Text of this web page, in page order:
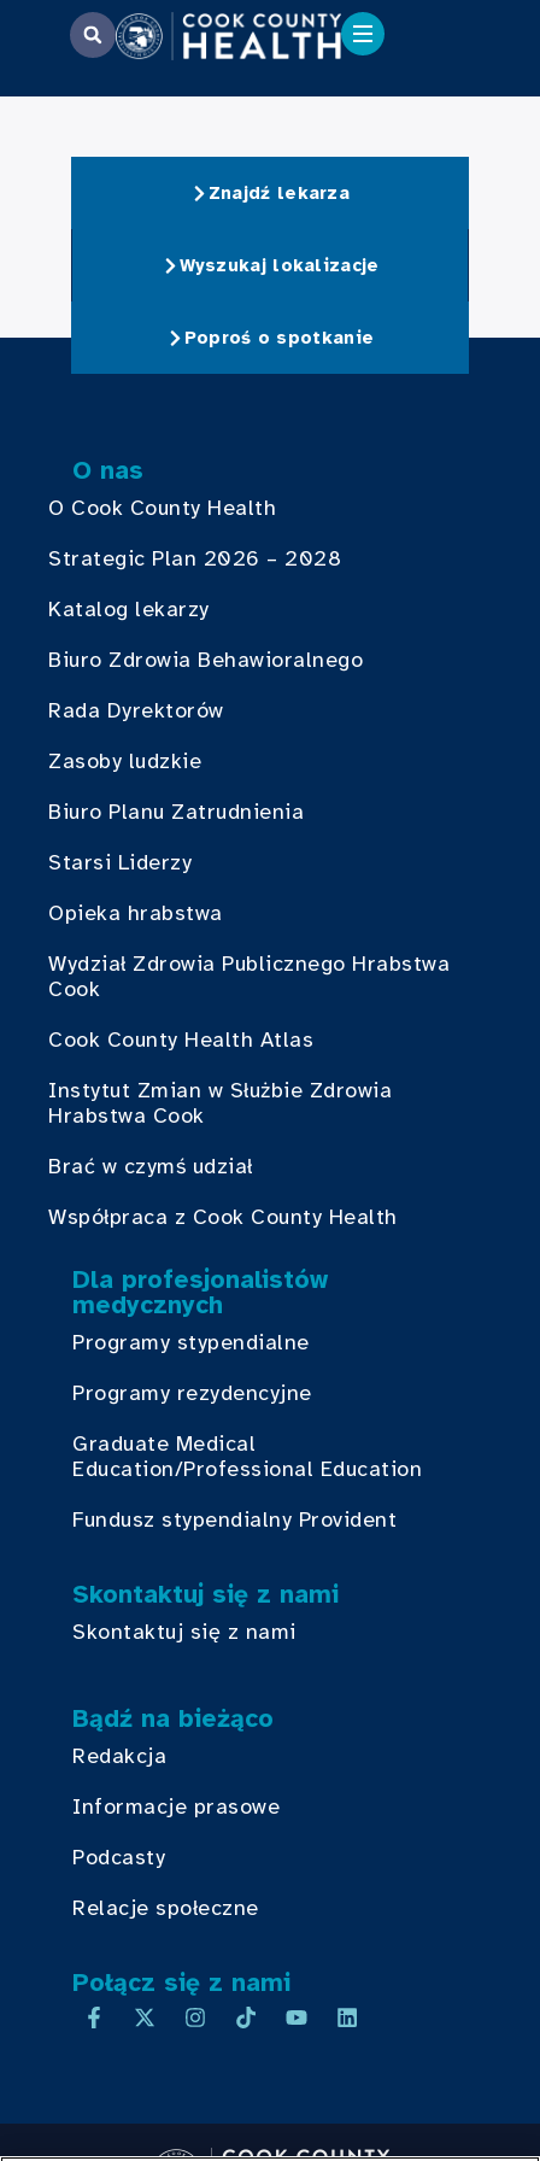
Znajdź lekarza
Wyszukaj lokalizacje
Poproś o spotkanie
O nas
O Cook County Health
Strategic Plan 2026 – 2028
Katalog lekarzy
Biuro Zdrowia Behawioralnego
Rada Dyrektorów
Zasoby ludzkie
Biuro Planu Zatrudnienia
Starsi Liderzy
Opieka hrabstwa
Wydział Zdrowia Publicznego Hrabstwa
Cook
Cook County Health Atlas
Instytut Zmian w Służbie Zdrowia
Hrabstwa Cook
Brać w czymś udział
Współpraca z Cook County Health
Dla profesjonalistów
medycznych
Programy stypendialne
Programy rezydencyjne
Graduate Medical
Education/Professional Education
Fundusz stypendialny Provident
Skontaktuj się z nami
Skontaktuj się z nami
Bądź na bieżąco
Redakcja
Informacje prasowe
Podcasty
Relacje społeczne
Połącz się z nami